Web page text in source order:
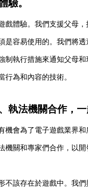
體驗。我們支援父母
容易使用的。我們將
執行措施來通知父母和
為和內容的技術。
法機關合作，一
會為了電子遊戲業界
關和專家們合作，以開
該存在於遊戲中。我